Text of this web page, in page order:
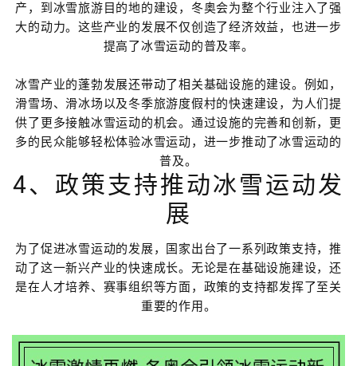
产，到冰雪旅游目的地的建设，冬奥会为整个行业注入了强
大的动力。这些产业的发展不仅创造了经济效益，也进一步
提高了冰雪运动的普及率。
冰雪产业的蓬勃发展还带动了相关基础设施的建设。例如，
滑雪场、滑冰场以及冬季旅游度假村的快速建设，为人们提
供了更多接触冰雪运动的机会。通过设施的完善和创新，更
多的民众能够轻松体验冰雪运动，进一步推动了冰雪运动的
普及。
4、政策支持推动冰雪运动发
展
为了促进冰雪运动的发展，国家出台了一系列政策支持，推
动了这一新兴产业的快速成长。无论是在基础设施建设，还
是在人才培养、赛事组织等方面，政策的支持都发挥了至关
重要的作用。